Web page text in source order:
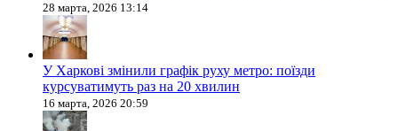
28 марта, 2026 13:14
У Харкові змінили графік руху метро: поїзди
курсуватимуть раз на 20 хвилин
16 марта, 2026 20:59